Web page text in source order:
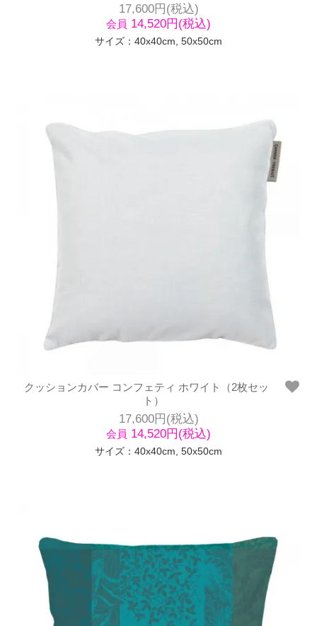
17,600円(税込)
会員 14,520円(税込)
サイズ：40x40cm, 50x50cm
クッションカバー コンフェティ ホワイト（2枚セッ
ト）
17,600円(税込)
会員 14,520円(税込)
サイズ：40x40cm, 50x50cm